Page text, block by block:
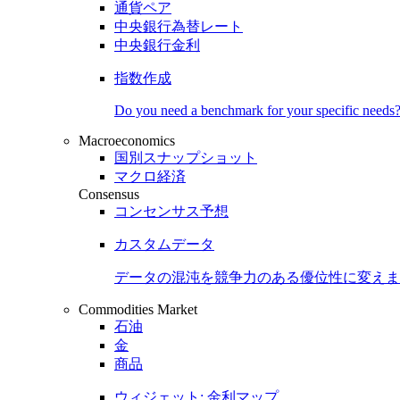
通貨ペア
中央銀行為替レート
中央銀行金利
指数作成
Do you need a benchmark for your specific needs?
Macroeconomics
国別スナップショット
マクロ経済
Consensus
コンセンサス予想
カスタムデータ
データの混沌を競争力のある優位性に変え
Commodities Market
石油
金
商品
ウィジェット: 金利マップ